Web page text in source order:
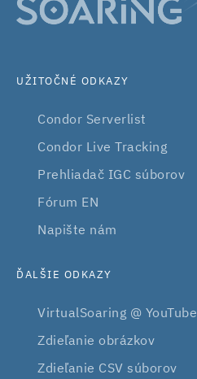
UŽITOČNÉ ODKAZY
Condor Serverlist
Condor Live Tracking
Prehliadač IGC súborov
Fórum EN
Napište nám
ĎALŠIE ODKAZY
VirtualSoaring @ YouTube
Zdieľanie obrázkov
Zdieľanie CSV súborov